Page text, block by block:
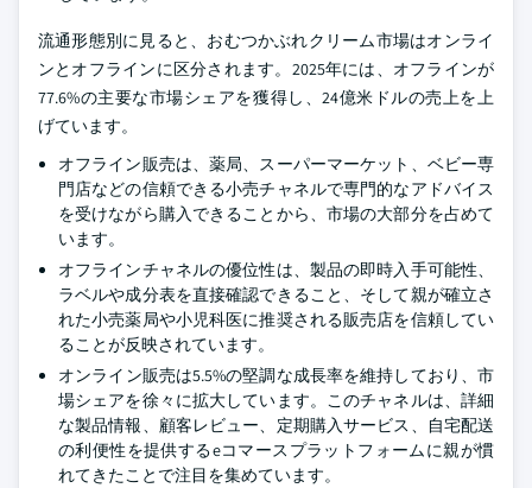
流通形態別に見ると、おむつかぶれクリーム市場はオンライ
ンとオフラインに区分されます。2025年には、オフラインが
77.6%の主要な市場シェアを獲得し、24億米ドルの売上を上
げています。
オフライン販売は、薬局、スーパーマーケット、ベビー専
門店などの信頼できる小売チャネルで専門的なアドバイス
を受けながら購入できることから、市場の大部分を占めて
います。
オフラインチャネルの優位性は、製品の即時入手可能性、
ラベルや成分表を直接確認できること、そして親が確立さ
れた小売薬局や小児科医に推奨される販売店を信頼してい
ることが反映されています。
オンライン販売は5.5%の堅調な成長率を維持しており、市
場シェアを徐々に拡大しています。このチャネルは、詳細
な製品情報、顧客レビュー、定期購入サービス、自宅配送
の利便性を提供するeコマースプラットフォームに親が慣
れてきたことで注目を集めています。